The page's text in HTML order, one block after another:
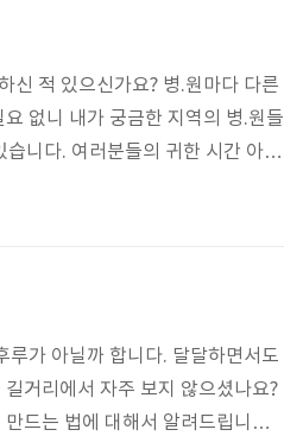
신 적 있으신가요? 병.원마다 다른
없니 내가 궁금한 지역의 병.원들
니다. 여러분들의 귀한 시간 아래
가기 병원마다 다른 비급여 진료
루가 아닐까 합니다. 달달하면서도
거리에서 자주 보지 않으셨나요?
드는 법에 대해서 알려드립니다.